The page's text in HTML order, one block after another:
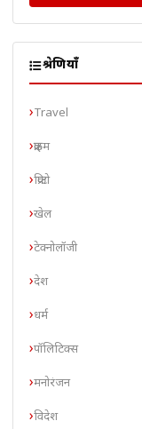
श्रेणियाँ
Travel
क्राइम
क्रिप्टो
खेल
टेक्नोलॉजी
देश
धर्म
पॉलिटिक्स
मनोरंजन
विदेश